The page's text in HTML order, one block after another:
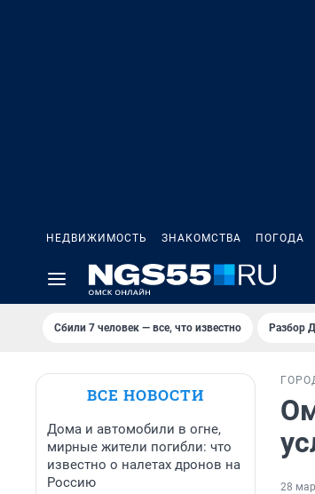
НЕДВИЖИМОСТЬ ЗНАКОМСТВА ПОГОДА
Сбили 7 человек — все, что известно Разбор
ВСЕ НОВОСТИ
Дома и автомобили в огне,
мирные жители погибли: что
известно о налетах дронов на
Россию
28